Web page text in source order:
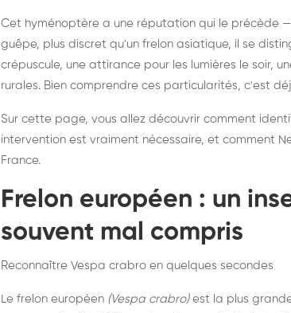
Destruction de nid de
frelons asiatiques :
intervention partout en
France
Cet hyménoptère a une réputation qui le précède
guêpe, plus discret qu'un frelon asiatique, il se
crépuscule, une attirance pour les lumières le soir,
rurales. Bien comprendre ces particularités, c'est
Sur cette page, vous allez découvrir comment
intervention est vraiment nécessaire, et comment
France.
Frelon européen : un
souvent mal compris
Reconnaître Vespa crabro en quelques secondes
Le frelon européen (Vespa crabro)est la plus